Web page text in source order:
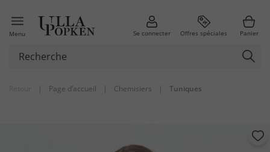
Menu Se connecter Offres spéciales Panier
| Page d’accueil | Chemisiers | Tuniques